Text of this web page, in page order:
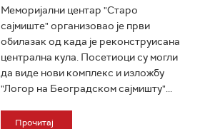
Меморијални центар "Старо
сајмиште" организовао је први
обилазак од када је реконструисана
централна кула. Посетиоци су могли
да виде нови комплекс и изложбу
"Логор на Београдском сајмишту"...
Прочитај